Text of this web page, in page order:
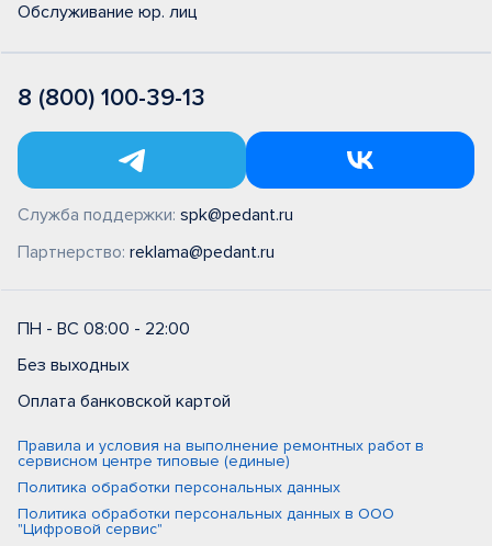
Обслуживание юр. лиц
8 (800) 100-39-13
Служба поддержки: spk@pedant.ru
Партнерство: reklama@pedant.ru
ПН - ВС 08:00 - 22:00
Без выходных
Оплата банковской картой
Правила и условия на выполнение ремонтных работ в
сервисном центре типовые (единые)
Политика обработки персональных данных
Политика обработки персональных данных в ООО
"Цифровой сервис"